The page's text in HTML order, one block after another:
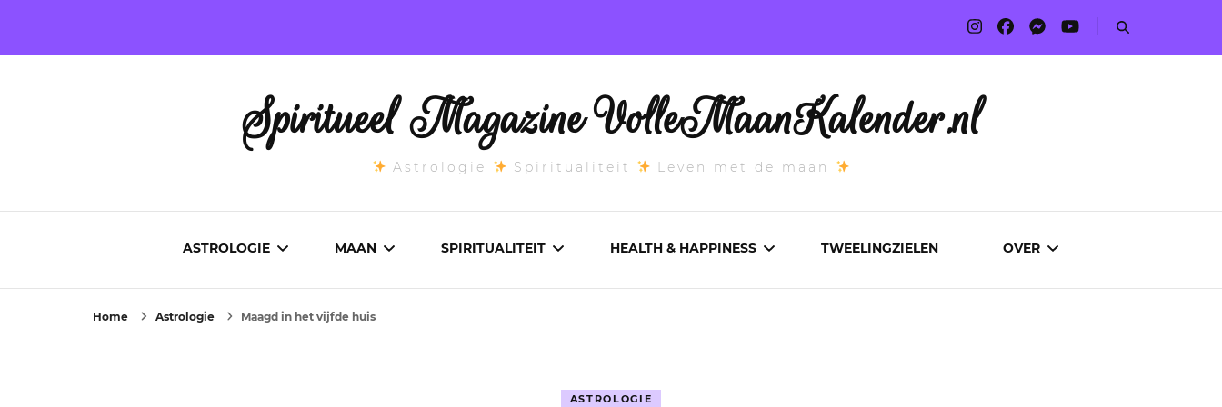
Spiritueel Magazine VolleMaanKalender.nl
Astrologie Spiritualiteit Leven met de maan
ASTROLOGIE MAAN SPIRITUALITEIT HEALTH & HAPPINESS TWEELINGZIELEN OVER
Home Astrologie Maagd in het vijfde huis
ASTROLOGIE